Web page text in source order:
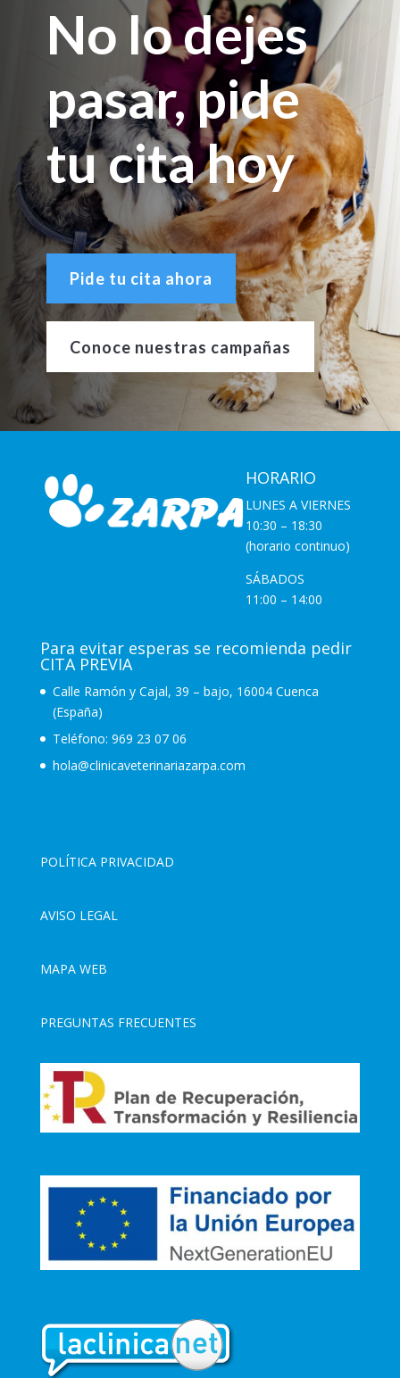
No lo dejes
pasar, pide
tu cita hoy
Pide tu cita ahora
Conoce nuestras campañas
HORARIO
LUNES A VIERNES
10:30 – 18:30
(horario continuo)
SÁBADOS
11:00 – 14:00
Para evitar esperas se recomienda pedir
CITA PREVIA
Calle Ramón y Cajal, 39 – bajo, 16004 Cuenca
(España)
Teléfono: 969 23 07 06
hola@clinicaveterinariazarpa.com
POLÍTICA PRIVACIDAD
AVISO LEGAL
MAPA WEB
PREGUNTAS FRECUENTES